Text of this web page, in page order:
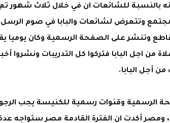
وتتعرض لشائعات والبابا في صوم
وتنشر على الصفحة الرسمية وكان يوميا
من اجل البابا فتركوا كل التدريبات ونشروا
أجل البابا.
الرسمية وقنوات رسمية للكنيسة يجب
، ومصر أكدت ان الفترة القادمة مصر ستواجه